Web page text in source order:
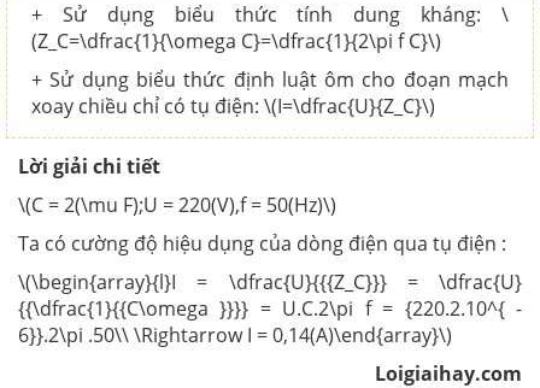
+ Sử dụng biểu thức tính dung kháng: \
(Z_C=\dfrac{1}{\omega C}=\dfrac{1}{2\pi f C}\)
+ Sử dụng biểu thức định luật ôm cho đoạn mạch
xoay chiều chỉ có tụ điện: \(I=\dfrac{U}{Z_C}\)
Lời giải chi tiết
\(C = 2(\mu F);U = 220(V),f = 50(Hz)\)
Ta có cường độ hiệu dụng của dòng điện qua tụ điện :
\(\begin{array}{l}I = \dfrac{U}{{{Z_C}}} = \dfrac{U}
{{\dfrac{1}{{C\omega }}}} = U.C.2\pi f = {220.2.10^{ -
6}}.2\pi .50\\ \Rightarrow I = 0,14(A)\end{array}\)
Loigiaihay.com